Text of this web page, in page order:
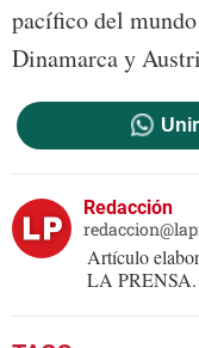
pacífico del
Dinamarca y
Redacción
Artículo
LA PRENSA.